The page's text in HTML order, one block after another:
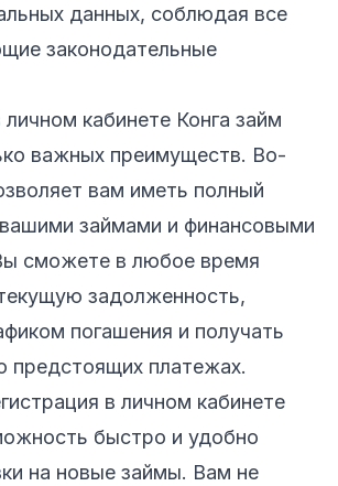
данных, соблюдая все
законодательные
личном кабинете Конга займ
важных преимуществ. Во-
вам иметь полный
займами и финансовыми
сможете в любое время
задолженность,
погашения и получать
предстоящих платежах.
в личном кабинете
быстро и удобно
на новые займы. Вам не